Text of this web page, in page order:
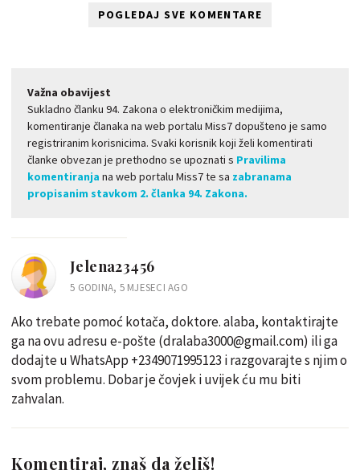
POGLEDAJ SVE KOMENTARE
Važna obavijest
Sukladno članku 94. Zakona o elektroničkim medijima,
komentiranje članaka na web portalu Miss7 dopušteno je samo
registriranim korisnicima. Svaki korisnik koji želi komentirati
članke obvezan je prethodno se upoznati s Pravilima
komentiranja na web portalu Miss7 te sa zabranama
propisanim stavkom 2. članka 94. Zakona.
Jelena23456
5 GODINA, 5 MJESECI AGO
Ako trebate pomoć kotača, doktore. alaba, kontaktirajte
ga na ovu adresu e-pošte (dralaba3000@gmail.com) ili ga
dodajte u WhatsApp +2349071995123 i razgovarajte s njim o
svom problemu. Dobar je čovjek i uvijek ću mu biti
zahvalan.
Komentiraj, znaš da želiš!